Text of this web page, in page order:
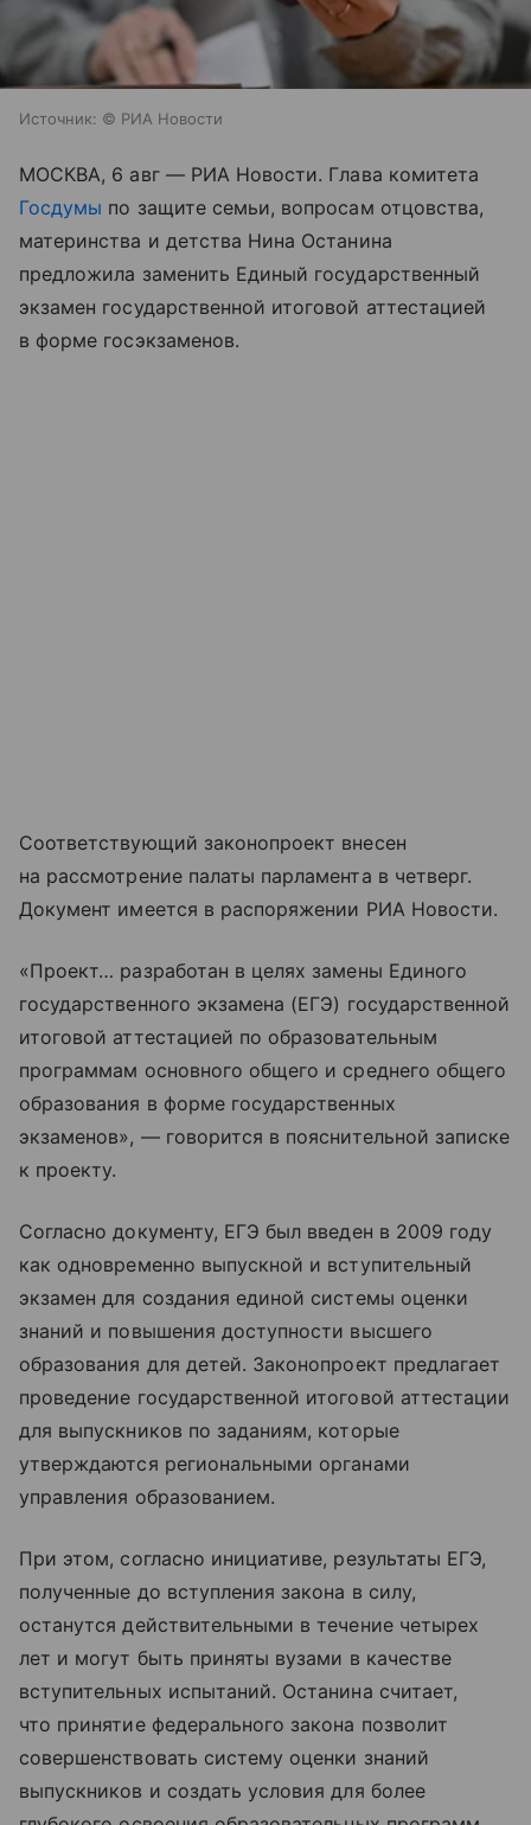
Источник: © РИА Новости
МОСКВА, 6 авг — РИА Новости. Глава комитета
Госдумы по защите семьи, вопросам отцовства,
материнства и детства Нина Останина
предложила заменить Единый государственный
экзамен государственной итоговой аттестацией
в форме госэкзаменов.
Соответствующий законопроект внесен
на рассмотрение палаты парламента в четверг.
Документ имеется в распоряжении РИА Новости.
«Проект… разработан в целях замены Единого
государственного экзамена (ЕГЭ) государственной
итоговой аттестацией по образовательным
программам основного общего и среднего общего
образования в форме государственных
экзаменов», — говорится в пояснительной записке
к проекту.
Согласно документу, ЕГЭ был введен в 2009 году
как одновременно выпускной и вступительный
экзамен для создания единой системы оценки
знаний и повышения доступности высшего
образования для детей. Законопроект предлагает
проведение государственной итоговой аттестации
для выпускников по заданиям, которые
утверждаются региональными органами
управления образованием.
При этом, согласно инициативе, результаты ЕГЭ,
полученные до вступления закона в силу,
останутся действительными в течение четырех
лет и могут быть приняты вузами в качестве
вступительных испытаний. Останина считает,
что принятие федерального закона позволит
совершенствовать систему оценки знаний
выпускников и создать условия для более